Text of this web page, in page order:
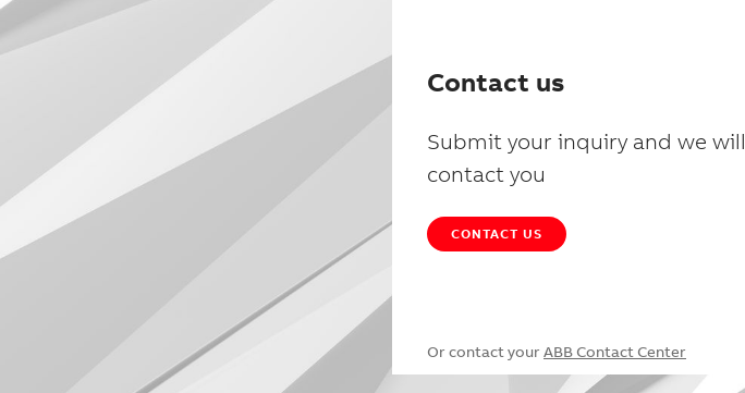
Contact us
Submit your inquiry and we will
contact you
CONTACT US
Or contact your ABB Contact Center